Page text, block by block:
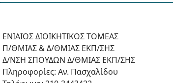
ΕΝΙΑΙΟΣ ΔΙΟΙΚΗΤΙΚΟΣ ΤΟΜΕΑΣ
Π/ΘΜΙΑΣ & Δ/ΘΜΙΑΣ ΕΚΠ/ΣΗΣ
Δ/ΝΣΗ ΣΠΟΥΔΩΝ Δ/ΘΜΙΑΣ ΕΚΠ/ΣΗΣ
Πληροφορίες: Αν. Πασχαλίδου